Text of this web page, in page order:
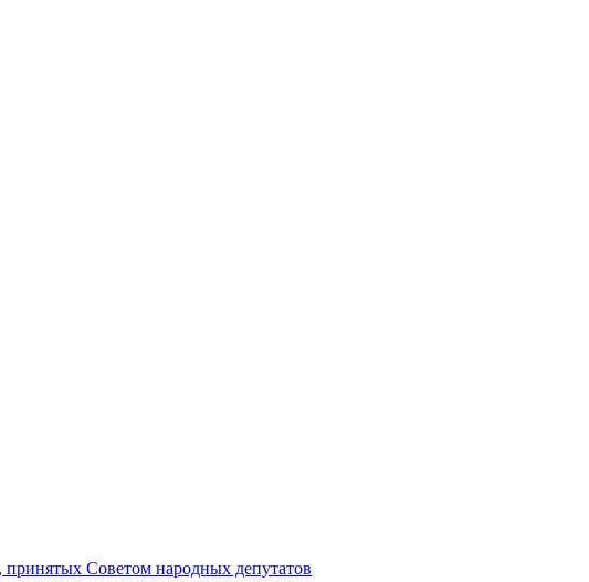
Советом народных депутатов